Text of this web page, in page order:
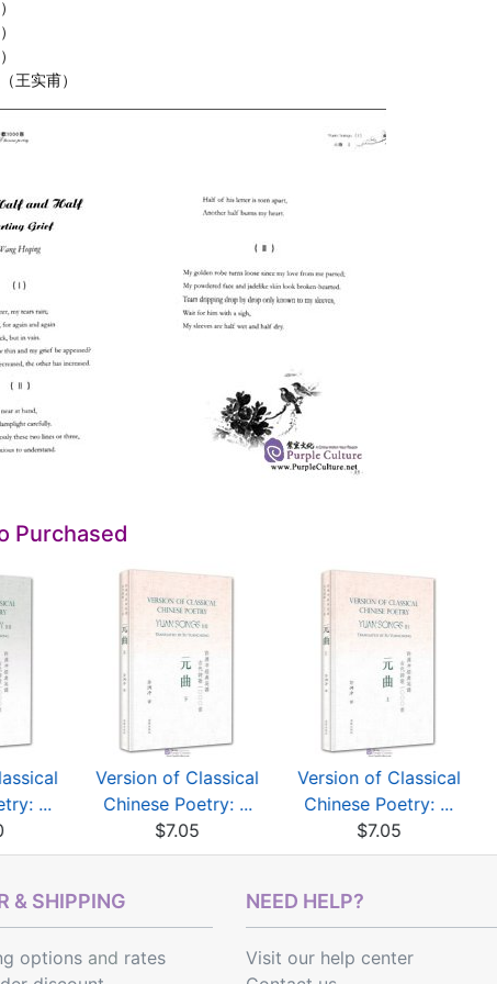
王实甫）
Purchased
...
Version of Classical
Chinese Poetry: ...
$7.05
Version of Classical
Chinese Poetry: ...
$7.05
& SHIPPING
optionsand rates
NEED HELP?
Visit our help center